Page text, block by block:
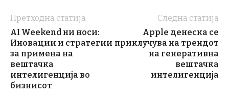
Претходна статија
AI Weekend ни носи:
Иновации и стратегии
за примена на
вештачка
интелигенција во
бизнисот
Следна статија
Apple денеска се
приклучува на трендот
на генеративна
вештачка
интелигенција